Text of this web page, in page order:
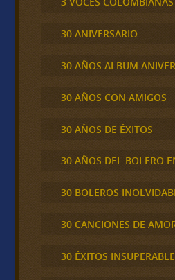
30 ANIVERSARIO
30 AÑOS ALBUM
30 AÑOS CON AMIGOS
30 AÑOS DE ÉXITOS
30 AÑOS DEL BOLERO
30 BOLEROS
30 CANCIONES DE
30 ÉXITOS